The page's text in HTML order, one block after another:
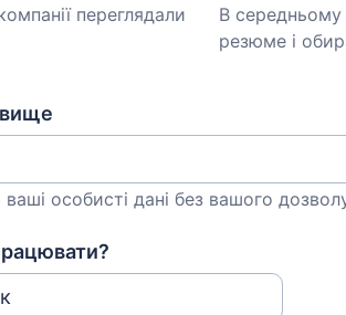
переглядали
В
резюме і
особисті дані без вашого